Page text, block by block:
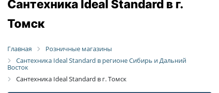
Сантехника Ideal Standard в г.
Томск
Главная
Розничные магазины
Сантехника Ideal Standard в регионе Сибирь и Дальний
Восток
Сантехника Ideal Standard в г. Томск